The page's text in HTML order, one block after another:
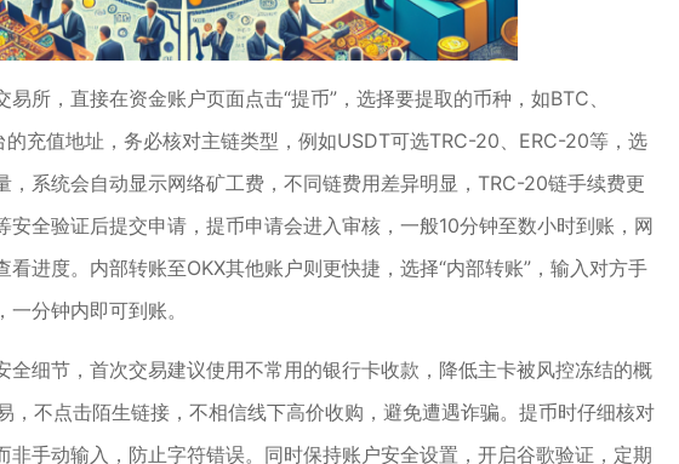
所，直接在资金账户页面点击“提币”，选择要提取的币种，如BTC、
充值地址，务必核对主链类型，例如USDT可选TRC-20、ERC-20等，选
，系统会自动显示网络矿工费，不同链费用差异明显，TRC-20链手续费更
安全验证后提交申请，提币申请会进入审核，一般10分钟至数小时到账，网
进度。内部转账至OKX其他账户则更快捷，选择“内部转账”，输入对方手
分钟内即可到账。
全细节，首次交易建议使用不常用的银行卡收款，降低主卡被风控冻结的概
，不点击陌生链接，不相信线下高价收购，避免遭遇诈骗。提币时仔细核对
非手动输入，防止字符错误。同时保持账户安全设置，开启谷歌验证，定期